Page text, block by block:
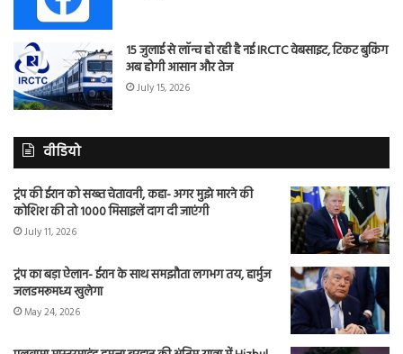
15 जुलाई से लॉन्च हो रही है नई IRCTC वेबसाइट, टिकट बुकिंग
अब होगी आसान और तेज
July 15, 2026
वीडियो
ट्रंप की ईरान को सख्त चेतावनी, कहा- अगर मुझे मारने की
कोशिश की तो 1000 मिसाइलें दाग दी जाएंगी
July 11, 2026
ट्रंप का बड़ा ऐलान- ईरान के साथ समझौता लगभग तय, हार्मुज
जलडमरूमध्य खुलेगा
May 24, 2026